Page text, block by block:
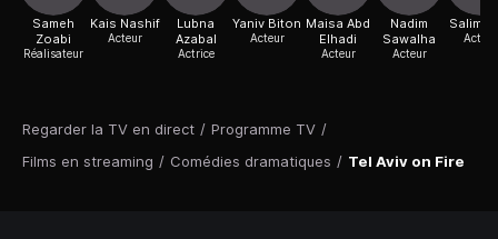
Regarder la TV en direct / Programme TV /
Films en streaming / Comédies dramatiques / Tel Aviv on Fire
Sameh
Zoabi
Réalisateur
Kais Nashif
Acteur
Lubna
Azabal
Actrice
Yaniv Biton
Acteur
Maisa Abd
Elhadi
Acteur
Nadim
Sawalha
Acteur
Salim
Acteur